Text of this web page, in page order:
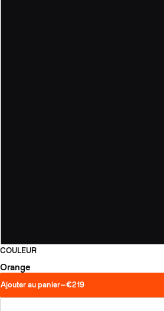
COULEUR
Orange
Ajouter au panier—€219